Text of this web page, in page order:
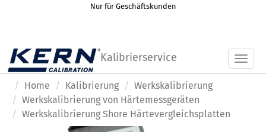
Nur für Geschäftskunden
Kalibrierservice
Home Kalibrierung
Werkskalibrierung
Werkskalibrierung von Härtemessgeräten
Werkskalibrierung Shore Härtevergleichsplatten